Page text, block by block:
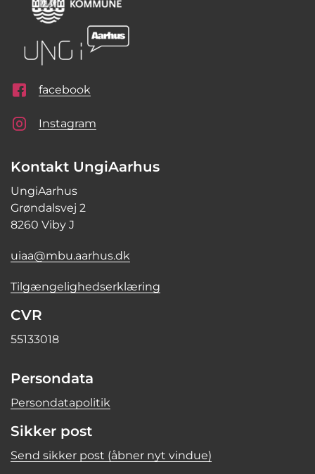
facebook
Instagram
Kontakt UngiAarhus
UngiAarhus
Grøndalsvej 2
8260 Viby J
uiaa@mbu.aarhus.dk
Tilgængelighedserklæring
CVR
55133018
Persondata
Persondatapolitik
Sikker post
Send sikker post (åbner nyt vindue)